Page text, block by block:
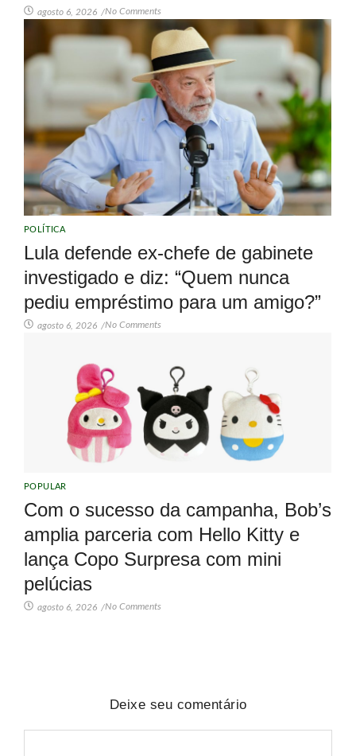
agosto 6, 2026 /No Comments
POLÍTICA
Lula defende ex-chefe de gabinete
investigado e diz: “Quem nunca
pediu empréstimo para um amigo?”
agosto 6, 2026 /No Comments
POPULAR
Com o sucesso da campanha, Bob’s
amplia parceria com Hello Kitty e
lança Copo Surpresa com mini
pelúcias
agosto 6, 2026 /No Comments
Deixe seu comentário